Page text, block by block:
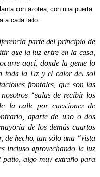
con azotea, con una puerta
a cada lado.
parte del principio de
que la luz entre en la casa,
aquí, donde la gente lo
toda la luz y el calor del sol
frontales, que son las
“salas de recibir los
la calle por cuestiones de
aparte de uno o dos
de los demás cuartos
de hecho, tan sólo una “vista
incluso aprovechando la luz
patio, algo muy extraño para